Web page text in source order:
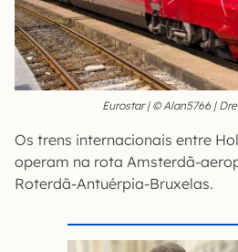
Eurostar | © Alan5766 |
Os trens internacionais entre
operam na rota Amsterdã-
Roterdã-Antuérpia-Bruxelas.